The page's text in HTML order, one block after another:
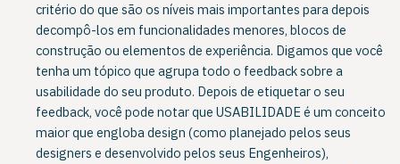
critério do que são os níveis mais importantes para depois
decompô-los em funcionalidades menores, blocos de
construção ou elementos de experiência. Digamos que você
tenha um tópico que agrupa todo o feedback sobre a
usabilidade do seu produto. Depois de etiquetar o seu
feedback, você pode notar que USABILIDADE é um conceito
maior que engloba design (como planejado pelos seus
designers e desenvolvido pelos seus Engenheiros),